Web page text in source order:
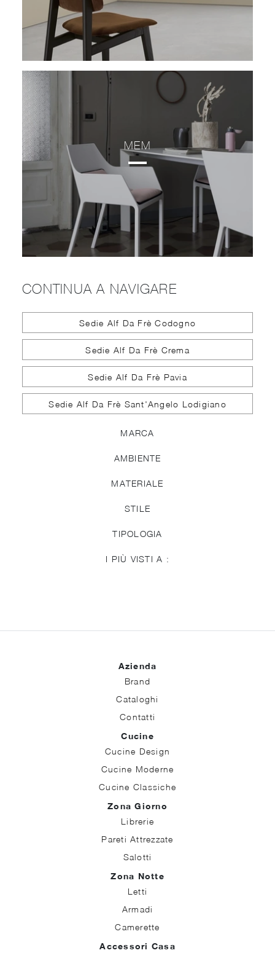
MEM
CONTINUA A NAVIGARE
Sedie Alf Da Frè Codogno
Sedie Alf Da Frè Crema
Sedie Alf Da Frè Pavia
Sedie Alf Da Frè Sant'Angelo Lodigiano
MARCA
AMBIENTE
MATERIALE
STILE
TIPOLOGIA
I PIÙ VISTI A :
Azienda
Brand
Cataloghi
Contatti
Cucine
Cucine Design
Cucine Moderne
Cucine Classiche
Zona Giorno
Librerie
Pareti Attrezzate
Salotti
Zona Notte
Letti
Armadi
Camerette
Accessori Casa